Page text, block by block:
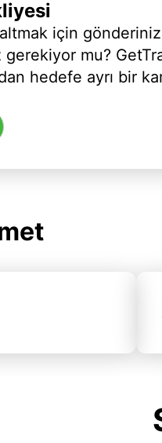
için
gerekiyor mu?
hedefe ayrı bir